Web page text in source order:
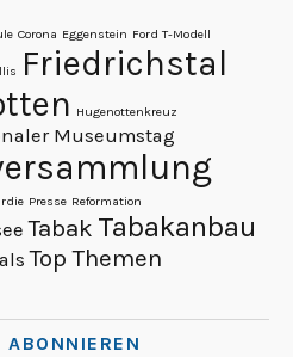
Corona Eggenstein Ford T-Modell
Friedrichstal
Hugenottenkreuz
Museumstag
Presse Reformation
Tabak Tabakanbau
Top Themen